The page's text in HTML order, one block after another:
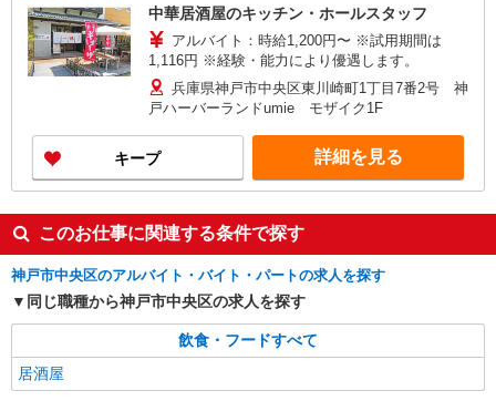
中華居酒屋のキッチン・ホールスタッフ
アルバイト：時給1,200円〜 ※試用期間は
1,116円 ※経験・能力により優遇します。
兵庫県神戸市中央区東川崎町1丁目7番2号 神
戸ハーバーランドumie モザイク1F
キープ 詳細を見る
このお仕事に関連する条件で探す
神戸市中央区のアルバイト・バイト・パートの求人を探す
同じ職種から神戸市中央区の求人を探す
飲食・フードすべて
居酒屋